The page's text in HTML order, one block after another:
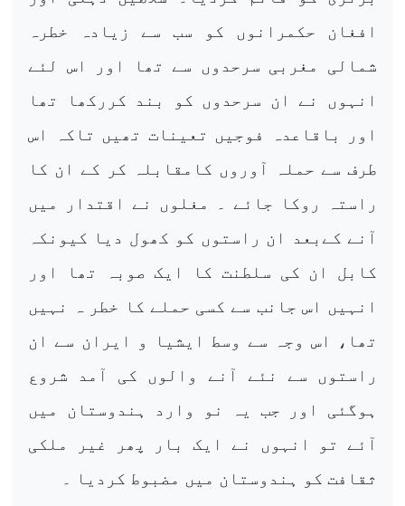
افغان حکمرانوں کو سب سے زیادہ خطرہ
شمالی مغربی سرحدوں سے تھا اور اس لئے
انہوں نے ان سرحدوں کو بند کررکھا تھا
اور باقاعدہ فوجیں تعینات تھیں تاکہ اس
طرف سے حملہ آوروں کامقابلہ کر کے ان کا
راستہ روکا جائے ۔ مغلوں نے اقتدار میں
آنے کےبعد ان راستوں کو کھول دیا کیونکہ
کابل ان کی سلطنت کا ایک صوبہ تھا اور
انہیں اس جانب سے کسی حملے کا خطر ہ نہیں
تھا، اس وجہ سے وسط ایشیا و ایران سے ان
راستوں سے نئے آنے والوں کی آمد شروع
ہوگئی اور جب یہ نو وارد ہندوستان میں
آئے تو انہوں نے ایک بار پھر غیر ملکی
ثقافت کو ہندوستان میں مضبوط کردیا ۔